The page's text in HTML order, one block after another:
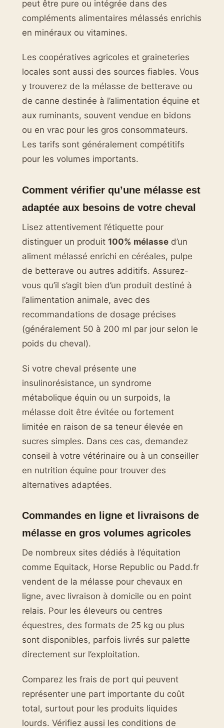
peut être pure ou intégrée dans des
compléments alimentaires mélassés enrichis
en minéraux ou vitamines.
Les coopératives agricoles et graineteries
locales sont aussi des sources fiables. Vous
y trouverez de la mélasse de betterave ou
de canne destinée à l’alimentation équine et
aux ruminants, souvent vendue en bidons
ou en vrac pour les gros consommateurs.
Les tarifs sont généralement compétitifs
pour les volumes importants.
Comment vérifier qu’une mélasse est
adaptée aux besoins de votre cheval
Lisez attentivement l’étiquette pour
distinguer un produit 100% mélasse d’un
aliment mélassé enrichi en céréales, pulpe
de betterave ou autres additifs. Assurez-
vous qu’il s’agit bien d’un produit destiné à
l’alimentation animale, avec des
recommandations de dosage précises
(généralement 50 à 200 ml par jour selon le
poids du cheval).
Si votre cheval présente une
insulinorésistance, un syndrome
métabolique équin ou un surpoids, la
mélasse doit être évitée ou fortement
limitée en raison de sa teneur élevée en
sucres simples. Dans ces cas, demandez
conseil à votre vétérinaire ou à un conseiller
en nutrition équine pour trouver des
alternatives adaptées.
Commandes en ligne et livraisons de
mélasse en gros volumes agricoles
De nombreux sites dédiés à l’équitation
comme Equitack, Horse Republic ou Padd.fr
vendent de la mélasse pour chevaux en
ligne, avec livraison à domicile ou en point
relais. Pour les éleveurs ou centres
équestres, des formats de 25 kg ou plus
sont disponibles, parfois livrés sur palette
directement sur l’exploitation.
Comparez les frais de port qui peuvent
représenter une part importante du coût
total, surtout pour les produits liquides
lourds. Vérifiez aussi les conditions de